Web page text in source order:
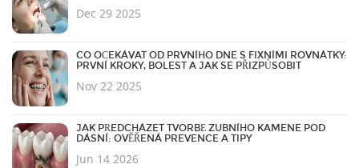
Dec 29 2025
CO OČEKÁVAT OD PRVNÍHO DNE S FIXNÍMI ROVNÁTKY:
PRVNÍ KROKY, BOLEST A JAK SE PŘIZPŮSOBIT
Nov 22 2025
JAK PŘEDCHÁZET TVORBĚ ZUBNÍHO KAMENE POD
DÁSNÍ: OVĚŘENÁ PREVENCE A TIPY
Jun 14 2026